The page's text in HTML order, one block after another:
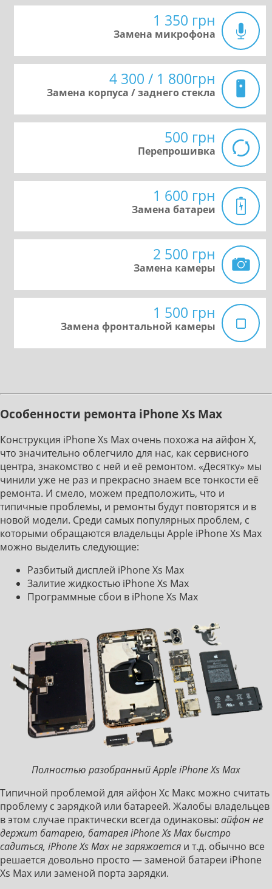
1 350 грн
Замена микрофона
4 300 / 1 800грн
Замена корпуса / заднего стекла
500 грн
Перепрошивка
1 600 грн
Замена батареи
2 500 грн
Замена камеры
1 500 грн
Замена фронтальной камеры
Особенности ремонта iPhone Xs Max
Конструкция iPhone Xs Max очень похожа на айфон Х,
что значительно облегчило для нас, как сервисного
центра, знакомство с ней и её ремонтом. «Десятку» мы
чинили уже не раз и прекрасно знаем все тонкости её
ремонта. И смело, можем предположить, что и
типичные проблемы, и ремонты будут повторятся и в
новой модели. Среди самых популярных проблем, с
которыми обращаются владельцы Apple iPhone Xs Max
можно выделить следующие:
Разбитый дисплей iPhone Xs Max
Залитие жидкостью iPhone Xs Max
Программные сбои в iPhone Xs Max
Полностью разобранный Apple iPhone Xs Max
Типичной проблемой для айфон Хс Макс можно считать
проблему с зарядкой или батареей. Жалобы владельцев
в этом случае практически всегда одинаковы: айфон не
держит батарею, батарея iPhone Xs Max быстро
садиться, iPhone Xs Max не заряжается и т.д. обычно все
решается довольно просто — заменой батареи iPhone
Xs Max или заменой порта зарядки.